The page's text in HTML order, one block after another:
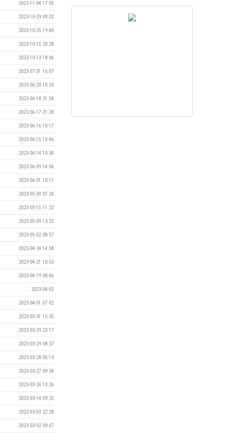
2023-11-04 17:05
2023-10-29 09:02
2023-10-25 19:40
2023-10-15 20:28
2023-10-13 18:06
2023-07-31 16:07
2023-06-20 10:33
2023-06-18 21:54
2023-06-17 21:28
2023-06-16 10:17
2023-06-15 10:46
2023-06-14 10:34
2023-06-09 14:06
2023-06-01 10:11
2023-05-30 07:24
2023-05-15 11:22
2023-05-09 13:32
2023-05-02 08:57
2023-04-24 14:58
2023-04-21 10:55
2023-04-19 08:46
2023-04-02
2023-04-01 07:02
2023-03-31 15:35
2023-03-29 23:17
2023-03-29 08:37
2023-03-28 06:19
2023-03-27 09:34
2023-03-24 10:26
2023-03-14 09:25
2023-03-03 22:28
2023-03-02 09:07